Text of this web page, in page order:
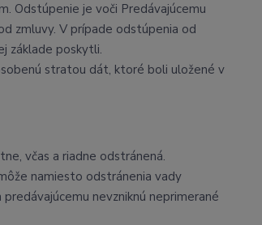
Odstúpenie je voči Predávajúcemu
zmluvy. V prípade odstúpenia od
základe poskytli.
stratou dát, ktoré boli uložené v
včas a riadne odstránená.
namiesto odstránenia vady
nevzniknú neprimerané